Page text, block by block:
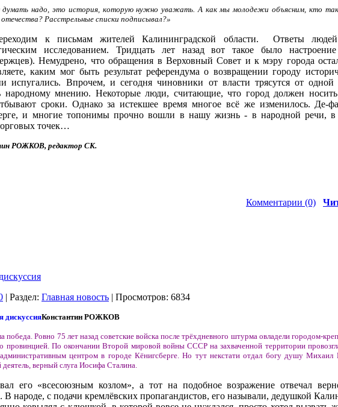
надо, это история, которую нужно уважать. А как мы молодежи объясним, кто
отечества? Расстрельные списки подписывал?»
к письмам жителей Калининградской области. Ответы
исследованием. Тридцать лет назад вот такое было настроение
Немудрено, что обращения в Верховный Совет и к мэру города
каким мог быть результат референдума о возвращении городу
испугались. Впрочем, и сегодня чиновники от власти трясутся от
народному мнению. Некоторые люди, считающие, что город должен
сроки. Однако за истекшее время многое всё же изменилось. Де-
и многие топонимы прочно вошли в нашу жизнь - в народной речи, в
точек…
РОЖКОВ, редактор СК.
Комментарии (0)
| Раздел: Главная новость | Просмотров: 6834
Константин РОЖКОВ
победа. Ровно 75 лет назад советские войска после трёхдневного штурма овладели городом-
провинцией. По окончании Второй мировой войны СССР на захваченной территории
центром в городе Кёнигсберге. Но тут некстати отдал богу душу Михаил
верный слуга Иосифа Сталина.
его «всесоюзным козлом», а тот на подобное возражение отвечал
В народе, с подачи кремлёвских пропагандистов, его называли, дедушкой